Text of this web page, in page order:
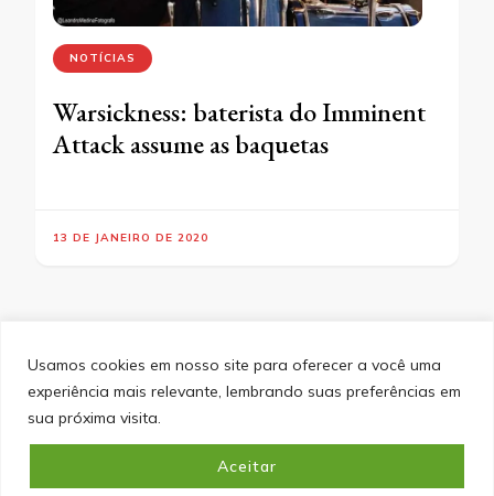
Usamos cookies em nosso site para oferecer a você uma
experiência mais relevante, lembrando suas preferências em
sua próxima visita.
Aceitar
NOTÍCIAS
Warsickness: baterista do Imminent
Attack assume as baquetas
13 DE JANEIRO DE 2020
&cópia; Direitos Autorais 2026Portal do Inferno
direitos reservados.Blossom PinIt | Desenvolvido por
SITEMAP POLÍTICA DE PRIVACIDADE
EQUIPE